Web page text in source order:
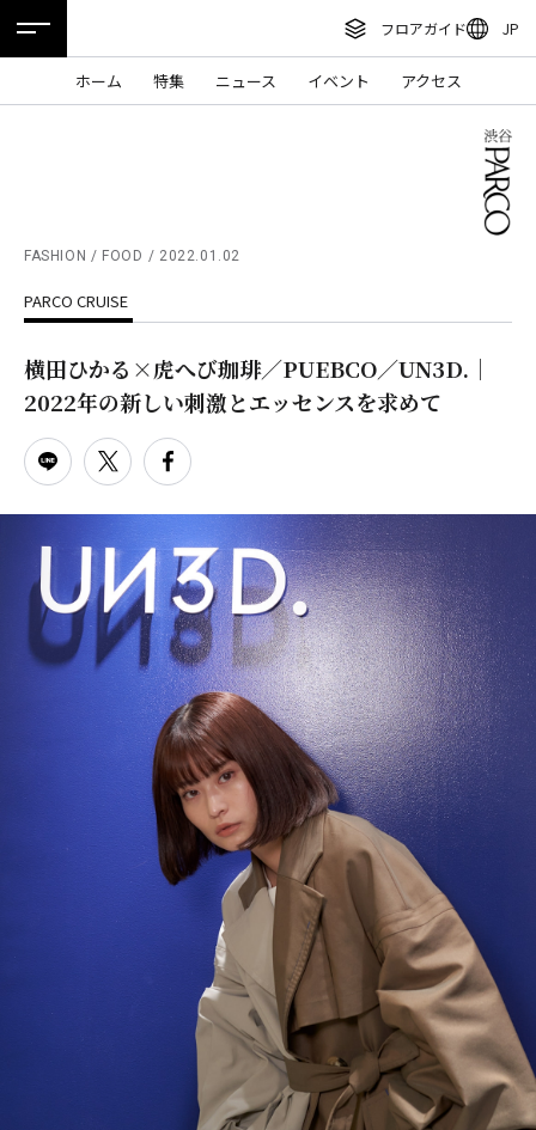
フロアガイド JP
ホーム 特集 ニュース イベント アクセス
ニュース
特集
TAX FREE
DELIVERY SERVICES
PARCOメンバーズ
オンラインストア
リクルート
ENGLISH
繁体字
ภาษาไทย
日本語
FASHION / FOOD 2022.01.02
PARCO CRUISE
横田ひかる×虎へび珈琲／PUEBCO／UN3D.｜
2022年の新しい刺激とエッセンスを求めて